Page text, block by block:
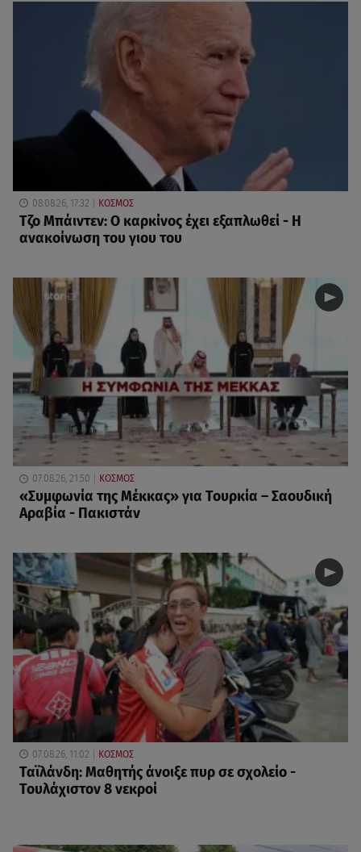
08.08.26, 17:32 ΚΟΣΜΟΣ
Τζο Μπάιντεν: Ο καρκίνος έχει εξαπλωθεί - Η
ανακοίνωση του γιου του
07.08.26, 21:50 ΚΟΣΜΟΣ
«Συμφωνία της Μέκκας» για Τουρκία – Σαουδική
Αραβία - Πακιστάν
07.08.26, 11:02 ΚΟΣΜΟΣ
Ταϊλάνδη: Μαθητής άνοιξε πυρ σε σχολείο -
Τουλάχιστον 8 νεκροί